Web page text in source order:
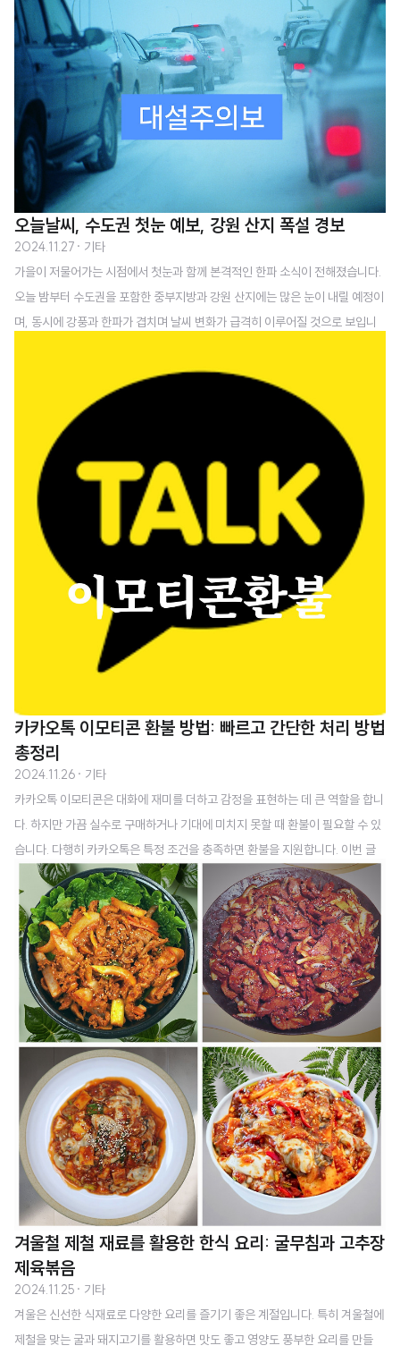
면, 이번 겨울 날씨는 전국 대부분 지역에 비와 눈이 내리는 가운데 강풍까지 더
해져 체감온도가 크게 떨어질 것으로 예보됐습니다. 특히 강원과 경북 지역은
오후 6시까지, 경기 남부 지역은 밤늦게까지 눈이 이어질 전망입니다. 27일부
터 시작된 눈은 충청권과 전북권에서 잠시 소강상태를 보이다가 서해상에서 형
성된 눈구름대가 다시 유입되면서 강설이 이어질 것으로 예상됩니다.이번 폭설
로 인한 예상 적설량을 지역별로 ..
오늘날씨, 수도권 첫눈 예보, 강원 산지 폭설 경보
2024.11.27 · 기타
가을이 저물어가는 시점에서 첫눈과 함께 본격적인 한파 소식이 전해졌습니다.
오늘 밤부터 수도권을 포함한 중부지방과 강원 산지에는 많은 눈이 내릴 예정이
며, 동시에 강풍과 한파가 겹치며 날씨 변화가 급격히 이루어질 것으로 보입니
한 대비가 필요합니다.이번 기상 현상은 한반도 북동부에 자리 잡은 강력한 저
기압과 상층으로부터 내려오는 찬 공기의 영향 때문입니다. 상층 약 5km 고도
에서 영하 40도의 한기가 내려오며 대기가 불안정해졌고, 이는 전국적으로 눈
구름대를 형성하게 했습니다.수도권 지역은 최대 8cm, 강원 산지는 30cm 이
상의 폭설이 예보되었습니다. 뿐만 아니라 전국적으로 최대 30mm의 강수량
이 예상되고 있어 겨울철 첫 ..
카카오톡 이모티콘 환불 방법: 빠르고 간단한 처리 방법
총정리
2024.11.26 · 기타
카카오톡 이모티콘은 대화에 재미를 더하고 감정을 표현하는 데 큰 역할을 합니
다. 하지만 가끔 실수로 구매하거나 기대에 미치지 못할 때 환불이 필요할 수 있
습니다. 다행히 카카오톡은 특정 조건을 충족하면 환불을 지원합니다. 이번 글
에서는 이모티콘 환불 방법과 조건, 진행 시 주의사항을 상세히 안내하겠습니
다. 1. 환불이 가능한 조건 카카오톡 이모티콘 환불은 모든 경우에 허용되는 것은
아닙니다. 환불이 가능하려면 아래 조건을 충족해야 합니다. 첫째, 구매한 지 7
일 이내여야 합니다. 7일이 경과하면 환불 요청이 불가능합니다. 따라서 구매 날
짜를 반드시 확인해야 합니다. 둘째, 이모티콘이 사용되지 않은 상태여야 합니
다. 사용된 이모티콘은 환불이 불가능하니, 구매 후 다운로드하지 않았거나 채
팅창에서 사용하..
겨울철 제철 재료를 활용한 한식 요리: 굴무침과 고추장
제육볶음
2024.11.25 · 기타
겨울은 신선한 식재료로 다양한 요리를 즐기기 좋은 계절입니다. 특히 겨울철에
제철을 맞는 굴과 돼지고기를 활용하면 맛도 좋고 영양도 풍부한 요리를 만들